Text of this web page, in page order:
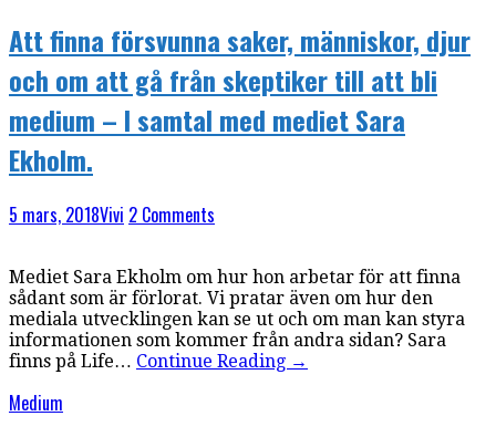
Att finna försvunna saker, människor, djur
och om att gå från skeptiker till att bli
medium – I samtal med mediet Sara
Ekholm.
5 mars, 2018Vivi 2 Comments
Mediet Sara Ekholm om hur hon arbetar för att finna
sådant som är förlorat. Vi pratar även om hur den
mediala utvecklingen kan se ut och om man kan styra
informationen som kommer från andra sidan? Sara
finns på Life… Continue Reading →
Medium